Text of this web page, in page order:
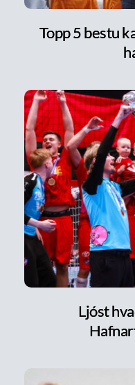
Topp 5 bestu
Ljóst